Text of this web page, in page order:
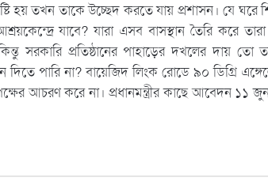
হয় তখন তাকে উচ্ছেদ করতে যায় প্রশাসন। যে
যাবে? যারা এসব বাসস্থান তৈরি করে
সরকারি প্রতিষ্ঠানের পাহাড়ের দখলের দায় তো
পারি না? বায়েজিদ লিংক রোডে ৯০ ডিগ্রি
আচরণ করে না। প্রধানমন্ত্রীর কাছে আবেদন ১১